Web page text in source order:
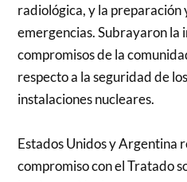
radiológica, y la preparación
emergencias. Subrayaron la
compromisos de la
respecto a la seguridad de
instalaciones nucleares.
Estados Unidos y Argentina
compromiso con el Tratado